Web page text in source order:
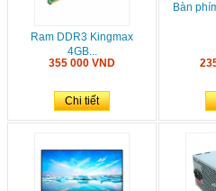
Ram DDR3 Kingmax
4GB...
355 000 VND
Chi tiết
Bàn